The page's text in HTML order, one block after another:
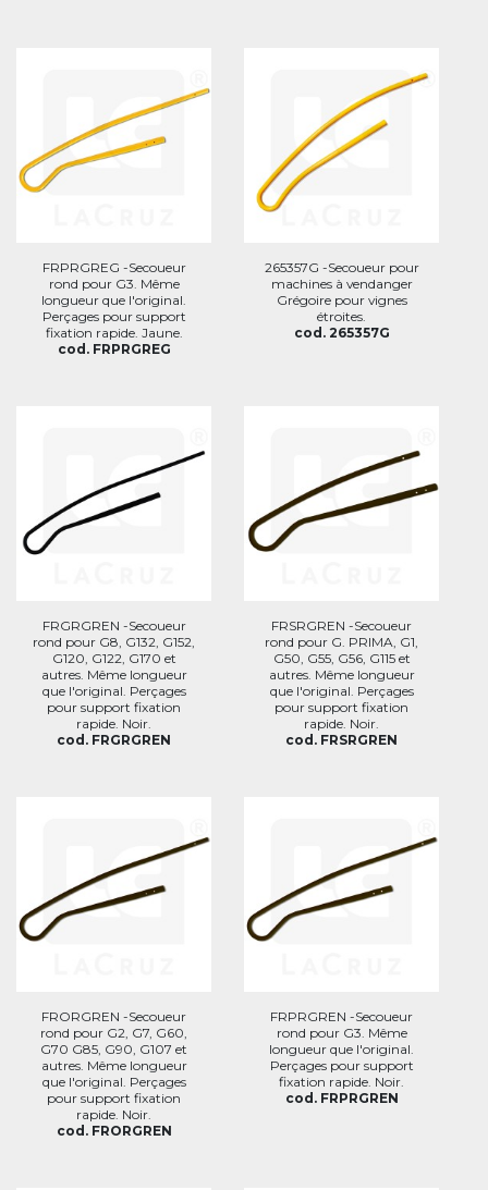
FRPRGREG -Secoueur
rond pour G3. Même
longueur que l'original.
Perçages pour support
fixation rapide. Jaune.
cod. FRPRGREG
265357G -Secoueur pour
machines à vendanger
Grégoire pour vignes
étroites.
cod. 265357G
FRGRGREN -Secoueur
rond pour G8, G132, G152,
G120, G122, G170 et
autres. Même longueur
que l'original. Perçages
pour support fixation
rapide. Noir.
cod. FRGRGREN
FRSRGREN -Secoueur
rond pour G. PRIMA, G1,
G50, G55, G56, G115 et
autres. Même longueur
que l'original. Perçages
pour support fixation
rapide. Noir.
cod. FRSRGREN
FRORGREN -Secoueur
rond pour G2, G7, G60,
G70 G85, G90, G107 et
autres. Même longueur
que l'original. Perçages
pour support fixation
rapide. Noir.
cod. FRORGREN
FRPRGREN -Secoueur
rond pour G3. Même
longueur que l'original.
Perçages pour support
fixation rapide. Noir.
cod. FRPRGREN